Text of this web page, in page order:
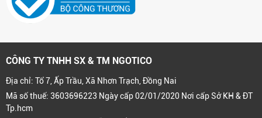
CÔNG TY TNHH SX & TM NGOTICO
Địa chỉ: Tổ 7, Ấp Trầu, Xã Nhơn Trạch, Đồng Nai
Mã số thuế: 3603696223 Ngày cấp 02/01/2020 Nơi cấp Sở KH & ĐT
Tp.hcm